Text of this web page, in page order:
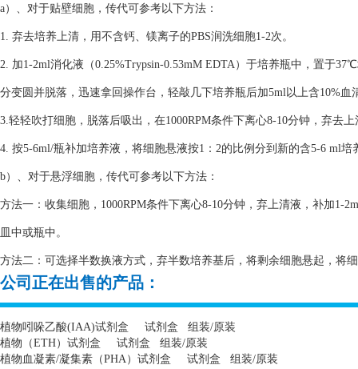
a）、对于贴壁细胞，传代可参考以下方法：
1. 弃去培养上清，用不含钙、镁离子的PBS润洗细胞1-2次。
2. 加1-2ml消化液（0.25%Trypsin-0.53mM EDTA）于培养瓶中，置于
分变圆并脱落，迅速拿回操作台，轻敲几下培养瓶后加5ml以上含10%血
3.轻轻吹打细胞，脱落后吸出，在1000RPM条件下离心8-10分钟，弃去
4. 按5-6ml/瓶补加培养液，将细胞悬液按1：2的比例分到新的含5-6 ml培
b）、对于悬浮细胞，传代可参考以下方法：
方法一：收集细胞，1000RPM条件下离心8-10分钟，弃上清液，补加1-
皿中或瓶中。
方法二：可选择半数换液方式，弃半数培养基后，将剩余细胞悬起，将
公司正在出售的产品：
植物吲哚乙酸(IAA)试剂盒 试剂盒 组装/原装
植物（ETH）试剂盒 试剂盒 组装/原装
植物血凝素/凝集素（PHA）试剂盒 试剂盒 组装/原装